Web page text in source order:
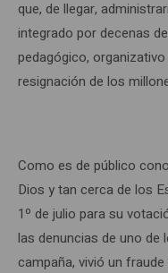
que, de llegar,
integrado por decenas
pedagógico,
resignación de los
Como es de público
Dios y tan cerca de los
1º de julio para su
las denuncias de uno de
campaña, vivió un